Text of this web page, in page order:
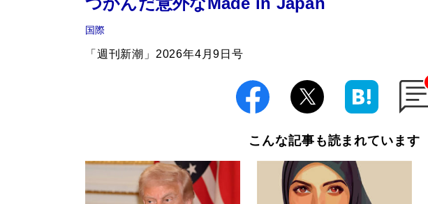
国際
「週刊新潮」2026年4月9日号
こんな記事も読まれています